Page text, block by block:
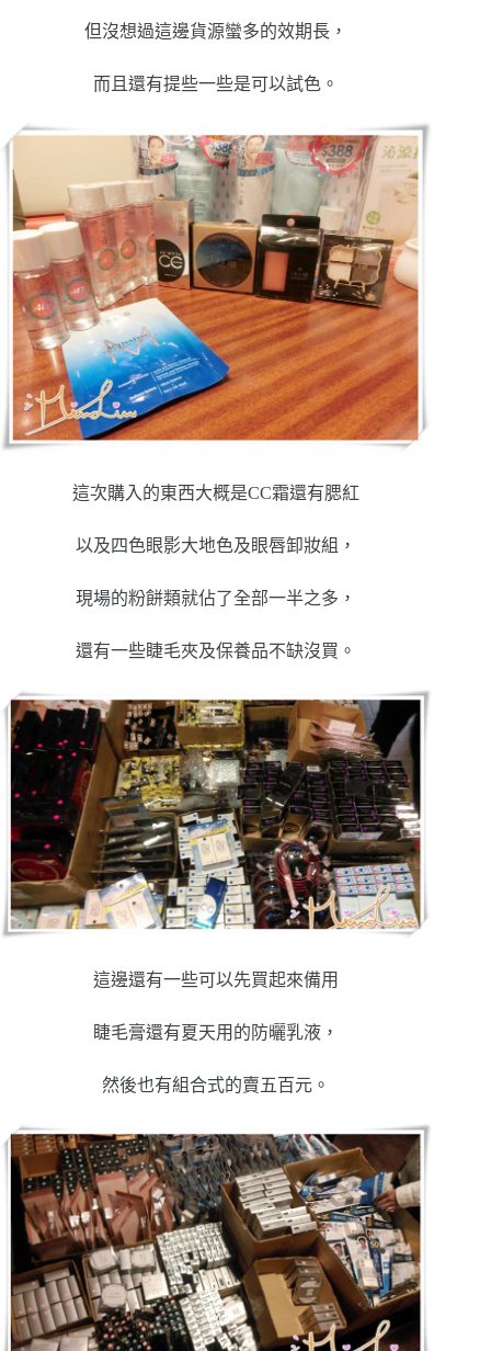
但沒想過這邊貨源蠻多的效期長，
而且還有提些一些是可以試色。
這次購入的東西大概是CC霜還有腮紅
以及四色眼影大地色及眼唇卸妝組，
現場的粉餅類就佔了全部一半之多，
還有一些睫毛夾及保養品不缺沒買。
這邊還有一些可以先買起來備用
睫毛膏還有夏天用的防曬乳液，
然後也有組合式的賣五百元。